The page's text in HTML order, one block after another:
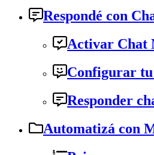
Respondé con
Activar Chat
Configurar tu
Responder
Automatizá con